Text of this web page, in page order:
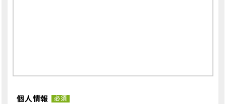
個人情報 必須